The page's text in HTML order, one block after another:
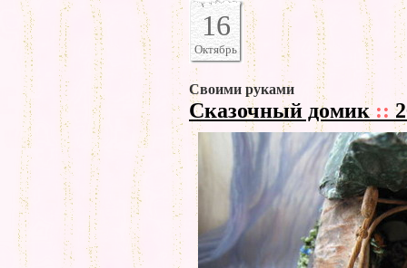
16
Октябрь
Своими руками
Сказочный домик::